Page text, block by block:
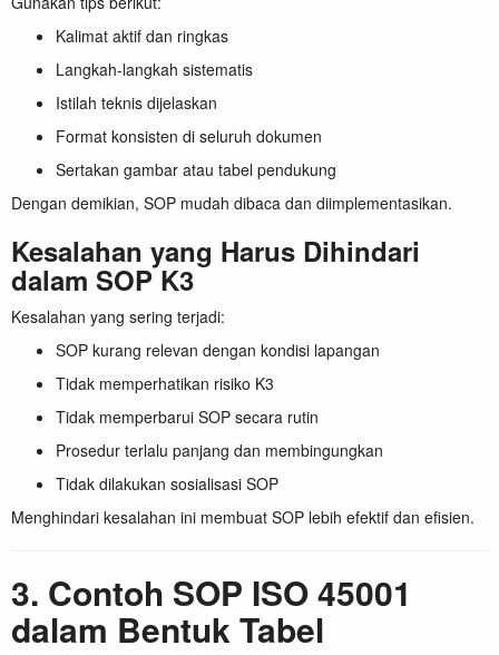
Kalimat aktif dan ringkas
Langkah-langkah sistematis
Istilah teknis dijelaskan
Format konsisten di seluruh dokumen
Sertakan gambar atau tabel pendukung
Dengan demikian, SOP mudah dibaca dan diimplementasikan.
Kesalahan yang Harus Dihindari
dalam SOP K3
Kesalahan yang sering terjadi:
SOP kurang relevan dengan kondisi lapangan
Tidak memperhatikan risiko K3
Tidak memperbarui SOP secara rutin
Prosedur terlalu panjang dan membingungkan
Tidak dilakukan sosialisasi SOP
Menghindari kesalahan ini membuat SOP lebih efektif dan efisien.
3. Contoh SOP ISO 45001
dalam Bentuk Tabel